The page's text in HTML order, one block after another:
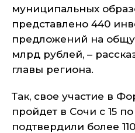
муниципальных
представлено 440
предложений на
млрд рублей, –
главы региона.
Так, свое участие в
пройдет в Сочи с 15
подтвердили более